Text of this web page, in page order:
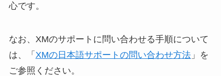
心です。
なお、XMのサポートに問い合わせる手順について
は、「 XMの日本語サポートの問い合わせ方法」を
ご参照ください。